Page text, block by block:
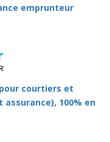
emprunteur
courtiers et
assurance), 100% en